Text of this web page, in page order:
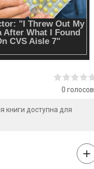
0 голосов
книги доступна для